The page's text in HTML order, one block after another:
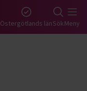
Östergötlands länSökMeny